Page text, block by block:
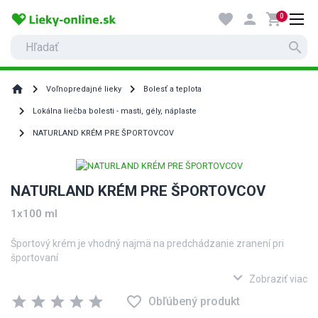
search
favorite person shopping_cart0
home Voľnopredajné lieky Bolesť a teplota
Lokálna liečba bolesti - masti, gély, náplaste
NATURLAND KRÉM PRE ŠPORTOVCOV
NATURLAND KRÉM PRE ŠPORTOVCOV
1x100 ml
Športový krém je vhodný najmä na predchádzanie zranení pri
športovaní
Odporúča sa pri zvýšenej námahe svalov (športovanie, tréning,
túry a pod.)
účinné látky krému zlepšujú zásobovanie svalov krvou a
expand_more Zobraziť viac
star star star star star favorite_border Obľúbený produkt